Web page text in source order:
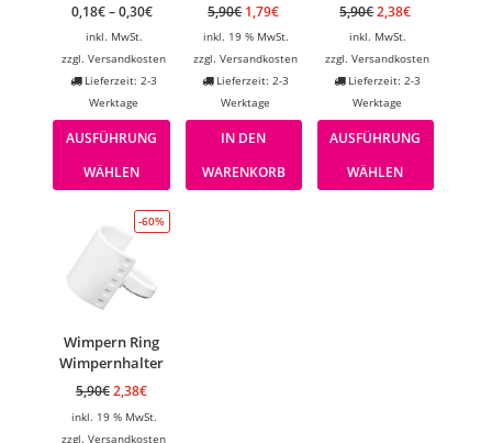
0,18€–0,30€
inkl. MwSt.
zzgl. Versandkosten
Lieferzeit: 2-3
Werktage
AUSFÜHRUNG
WÄHLEN
5,90€ 1,79€
inkl. 19 % MwSt.
zzgl.Versandkosten
Lieferzeit: 2-3
Werktage
IN DEN
WARENKORB
5,90€2,38€
inkl. MwSt.
zzgl.Versandkosten
Lieferzeit: 2-3
Werktage
AUSFÜHRUNG
WÄHLEN
-60%
Wimpern Ring
Wimpernhalter
5,90€2,38€
inkl. 19 % MwSt.
zzgl. Versandkosten